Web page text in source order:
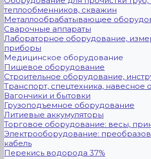
теплообменников, скважин
Металлообрабатывающее
Сварочные аппараты
Лабораторное оборудование,
приборы
Медицинское оборудование
Пищевое оборудование
Строительное оборудование,
Транспорт, спецтехника, навесное
Вагончики и бытовки
Грузоподъемное оборудование
Литиевые аккумуляторы
Торговое оборудование: весы,
Электрооборудование:
кабель
Перекись водорода 37%